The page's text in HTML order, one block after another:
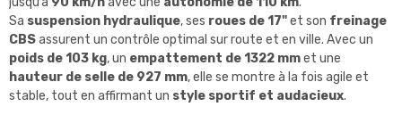
Sa suspension hydraulique, ses roues de 17"et son freinage
CBSassurent un contrôle optimal sur route et en ville. Avec un
poids de 103 kg, un empattement de 1322 mmet une
hauteur de selle de 927 mm, elle se montre à la fois agile et
stable, tout en affirmant un style sportif et audacieux.